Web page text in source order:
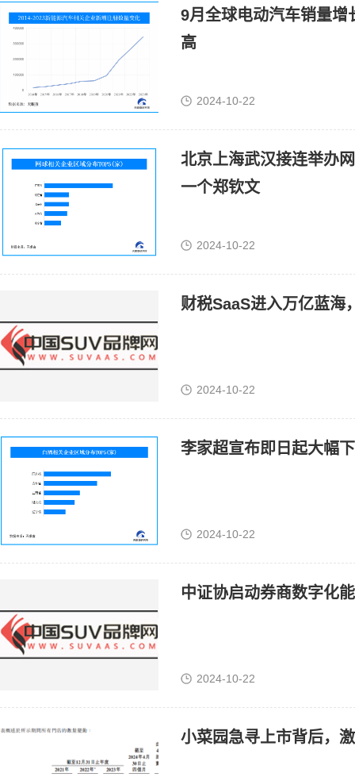
9月全球电动汽车销量增
高
2024-10-22
北京上海武汉接连举办
一个郑钦文
2024-10-22
财税SaaS进入万亿蓝海
2024-10-22
李家超宣布即日起大幅
2024-10-22
中证协启动券商数字化
2024-10-22
小菜园急寻上市背后，